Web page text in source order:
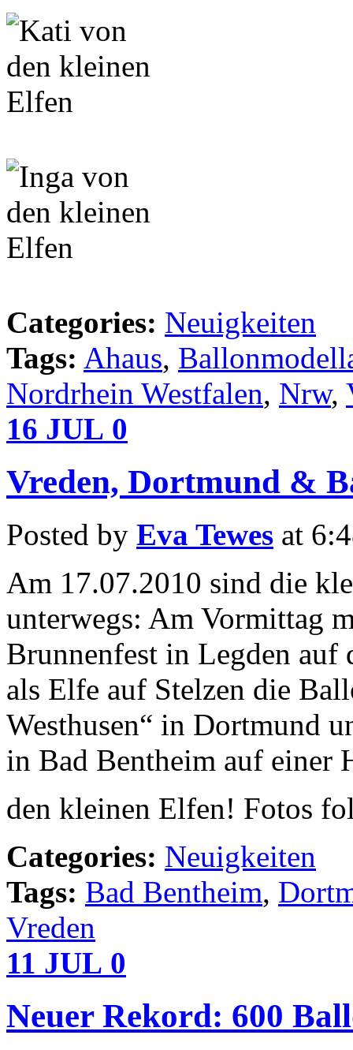
Categories: Neuigkeiten
Tags: Ahaus,
Nordrhein Westfalen, Nrw,
16 JUL 0
Vreden, Dortmund &
Posted by Eva Tewes at
Am 17.07.2010 sind die
unterwegs: Am Vormittag
Brunnenfest in Legden auf
als Elfe auf Stelzen die
Westhusen“ in Dortmund
in Bad Bentheim auf einer
den kleinen Elfen! Fotos
Categories: Neuigkeiten
Tags: Bad Bentheim,
Vreden
11 JUL 0
Neuer Rekord: 600